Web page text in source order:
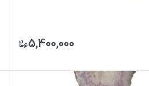
۵,۴۰۰,۰۰۰